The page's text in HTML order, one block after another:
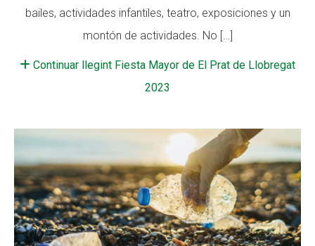
bailes, actividades infantiles, teatro, exposiciones y un
montón de actividades. No […]
Continuar llegint Fiesta Mayor de El Prat de Llobregat
2023